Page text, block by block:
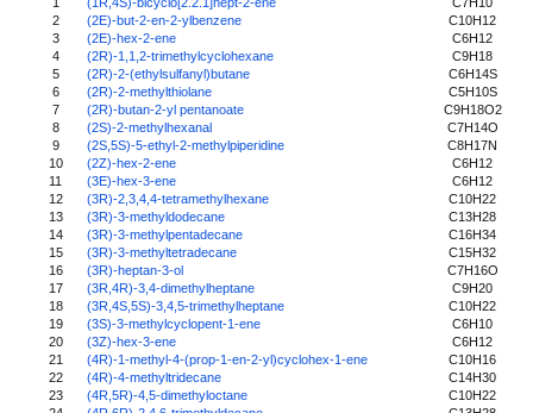
2
(2E)-but-2-en-2-ylbenzene
C10H12
3
(2E)-hex-2-ene
C6H12
4
(2R)-1,1,2-trimethylcyclohexane
C9H18
5
(2R)-2-(ethylsulfanyl)butane
C6H14S
6
(2R)-2-methylthiolane
C5H10S
7
(2R)-butan-2-yl pentanoate
C9H18O2
8
(2S)-2-methylhexanal
C7H14O
9
(2S,5S)-5-ethyl-2-methylpiperidine
C8H17N
10
(2Z)-hex-2-ene
C6H12
11
(3E)-hex-3-ene
C6H12
12
(3R)-2,3,4,4-tetramethylhexane
C10H22
13
(3R)-3-methyldodecane
C13H28
14
(3R)-3-methylpentadecane
C16H34
15
(3R)-3-methyltetradecane
C15H32
16
(3R)-heptan-3-ol
C7H16O
17
(3R,4R)-3,4-dimethylheptane
C9H20
18
(3R,4S,5S)-3,4,5-trimethylheptane
C10H22
19
(3S)-3-methylcyclopent-1-ene
C6H10
20
(3Z)-hex-3-ene
C6H12
21
(4R)-1-methyl-4-(prop-1-en-2-yl)cyclohex-1-ene
C10H16
22
(4R)-4-methyltridecane
C14H30
23
(4R,5R)-4,5-dimethyloctane
C10H22